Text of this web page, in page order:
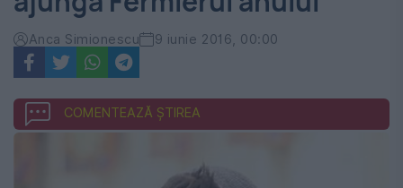
ZileiAnca Simionescu 9 iunie 2016, 00:00
COMENTEAZĂ ȘTIREA